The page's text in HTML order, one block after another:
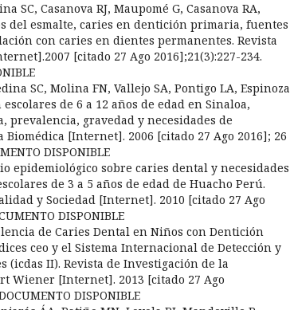
SC, Casanova RJ, Maupomé G, Casanova RA,
del esmalte, caries en dentición primaria, fuentes
con caries en dientes permanentes. Revista
[citado 27 Ago 2016];21(3):227-234.
SC, Molina FN, Vallejo SA, Pontigo LA, Espinoza
de 6 a 12 años de edad en Sinaloa,
prevalencia, gravedad y necesidades de
Biomédica [Internet]. 2006 [citado 27 Ago 2016]; 26
DISPONIBLE
epidemiológico sobre caries dental y necesidades
de 3 a 5 años de edad de Huacho Perú.
y Sociedad [Internet]. 2010 [citado 27 Ago
DISPONIBLE
de Caries Dental en Niños con Dentición
ceo y el Sistema Internacional de Detección y
(icdas II). Revista de Investigación de la
Wiener [Internet]. 2013 [citado 27 Ago
DISPONIBLE